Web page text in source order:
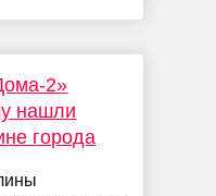
2»
нашли
города